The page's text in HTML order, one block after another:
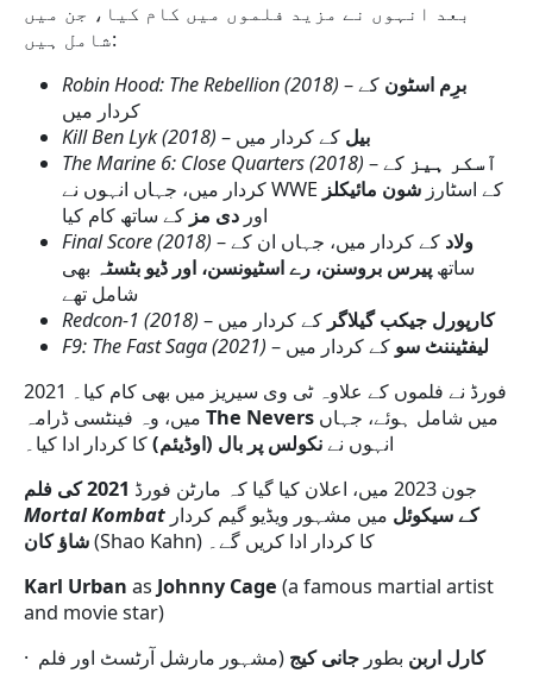
بعد انہوں نے مزید فلموں میں کام کیا، جن میں
شامل ہیں:
Robin Hood: The Rebellion (2018) – برِم اسٹون کے
کردار میں
Kill Ben Lyk (2018) – بیل کے کردار میں
The Marine 6: Close Quarters (2018) – آسکر ہیز کے
کردار میں، جہاں انہوں نے WWE کے اسٹارز شون مائیکلز
اور دی مز کے ساتھ کام کیا
Final Score (2018) – ولاد کے کردار میں، جہاں ان کے
ساتھ پیرس بروسنن، رے اسٹیونسن، اور ڈیو بٹسٹہ بھی
شامل تھے
Redcon-1 (2018) – کارپورل جیکب گیلاگر کے کردار میں
F9: The Fast Saga (2021) – لیفٹیننٹ سو کے کردار میں
فورڈ نے فلموں کے علاوہ ٹی وی سیریز میں بھی کام کیا۔ 2021
The Nevers
انہوں نےنکولس پر بال (اوڈیئم)کا کردار ادا کیا۔
جون 2023 میں، اعلان کیا گیا کہ مارٹن فورڈ
2021 کی فلم
Mortal Kombat
کے سیکوئل میں مشہور ویڈیو گیم کردار
شاؤ کان
(Shao Kahn) کا کردار ادا کریں گے۔
Karl Urban as Johnny Cage (a famous martial artist
and movie star)
·
کارل اربن بطور جانی کیج (مشہور مارشل آرٹسٹ اور فلم